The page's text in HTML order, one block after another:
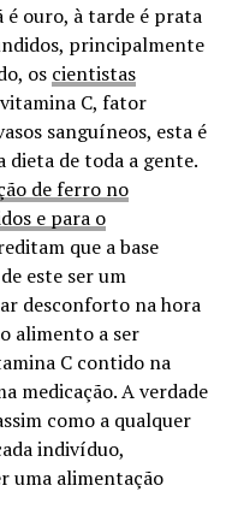
é ouro, à tarde é prata
principalmente
os cientistas
C, fator
sanguíneos, esta é
dieta de toda a gente.
de ferro no
e para o
que a base
este ser um
desconforto na hora
alimento a ser
C contido na
medicação. A verdade
como a qualquer
indivíduo,
uma alimentação